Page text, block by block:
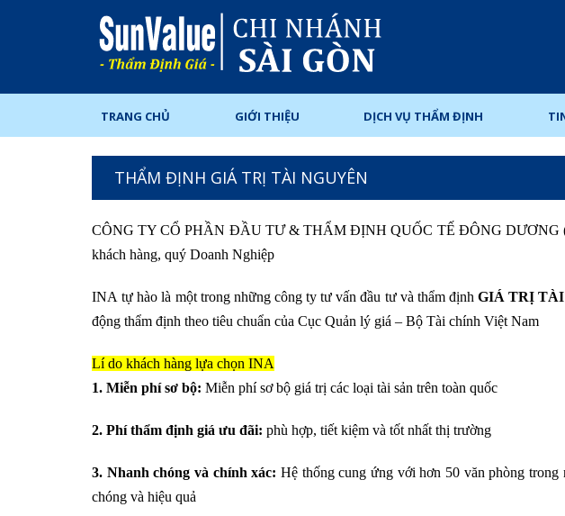
TRANG CHỦ GIỚI THIỆU DỊCH VỤ THẨM ĐỊNH
THẨM ĐỊNH GIÁ TRỊ TÀI NGUYÊN
CÔNG TY CỔ PHẦN ĐẦU TƯ & THẨM ĐỊNH QUỐC TẾ ĐÔNG DƯƠNG
khách hàng, quý Doanh Nghiệp
INA tự hào là một trong những công ty tư vấn đầu tư và thẩm địnhGIÁ TRỊ
động thẩm định theo tiêu chuẩn của Cục Quản lý giá – Bộ Tài chính Việt Nam
Lí do khách hàng lựa chọn INA
1. Miễn phí sơ bộ: Miễn phí sơ bộ giá trị các loại tài sản trên toàn quốc
2. Phí thẩm định giá ưu đãi: phù hợp, tiết kiệm và tốt nhất thị trường
3. Nhanh chóng và chính xác: Hệ thống cung ứng với hơn 50 văn phòng
chóng và hiệu quả